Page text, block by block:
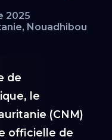
2025
Nouadhibou
de
le
(CNM)
officielle de